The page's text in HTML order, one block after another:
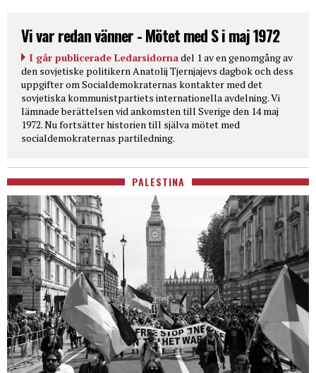
Vi var redan vänner - Mötet med S i maj 1972
I går publicerade Ledarsidornadel 1 av en genomgång av
den sovjetiske politikern Anatolij Tjernjajevs dagbok och dess
uppgifter om Socialdemokraternas kontakter med det
sovjetiska kommunistpartiets internationella avdelning. Vi
lämnade berättelsen vid ankomsten till Sverige den 14 maj
1972. Nu fortsätter historien till själva mötet med
socialdemokraternas partiledning.
PALESTINA